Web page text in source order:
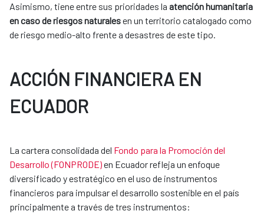
Asimismo, tiene entre sus prioridades la atención humanitaria
en caso de riesgos naturalesen un territorio catalogado como
de riesgo medio-alto frente a desastres de este tipo.
ACCIÓN FINANCIERA EN
ECUADOR
La cartera consolidada del Fondo para la Promoción del
Desarrollo (FONPRODE)en Ecuador refleja un enfoque
diversificado y estratégico en el uso de instrumentos
financieros para impulsar el desarrollo sostenible en el país
principalmente a través de tres instrumentos: